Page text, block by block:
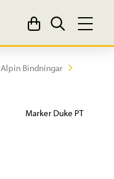
Alpin Bindningar